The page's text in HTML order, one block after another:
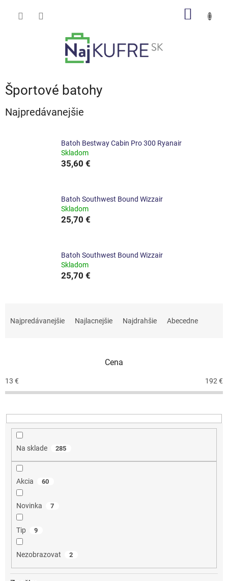
Športové batohy
Najpredávanejšie
Batoh Bestway Cabin Pro 300 Ryanair
Skladom
35,60 €
Batoh Southwest Bound Wizzair
Skladom
25,70 €
Batoh Southwest Bound Wizzair
Skladom
25,70 €
e
p
r
d
Najpredávanejšie Najlacnejšie Najdrahšie Abecedne
Cena
13 € 192€
Na sklade 285
Akcia 60
Novinka 7
Tip 9
Nezobrazovat 2